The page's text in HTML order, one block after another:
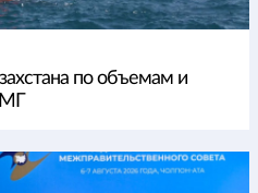
по объемам и